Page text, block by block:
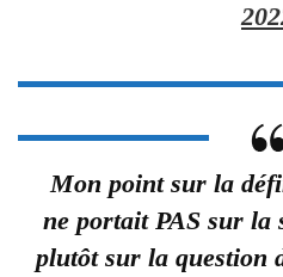
Mon point sur la
ne portait PAS sur la
plutôt sur la question